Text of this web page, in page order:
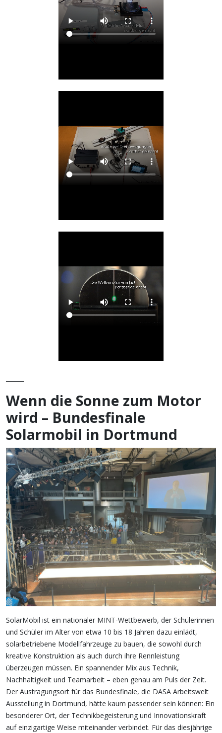
Wenn die Sonne zum Motor
wird – Bundesfinale
Solarmobil in Dortmund
SolarMobil ist ein nationaler MINT-Wettbewerb, der Schülerinnen
und Schüler im Alter von etwa 10 bis 18 Jahren dazu einlädt,
solarbetriebene Modellfahrzeuge zu bauen, die sowohl durch
kreative Konstruktion als auch durch ihre Rennleistung
überzeugen müssen. Ein spannender Mix aus Technik,
Nachhaltigkeit und Teamarbeit – eben genau am Puls der Zeit.
Der Austragungsort für das Bundesfinale, die DASA Arbeitswelt
Ausstellung in Dortmund, hätte kaum passender sein können: Ein
besonderer Ort, der Technikbegeisterung und Innovationskraft
auf einzigartige Weise miteinander verbindet. Für das diesjährige